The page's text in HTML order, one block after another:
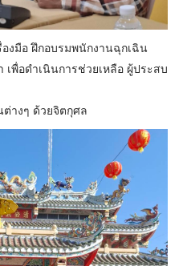
งมือ ฝึกอบรมพนักงานฉุกเฉิน
พื่อดำเนินการช่วยเหลือ ผู้ประสบ
างๆ ด้วยจิตกุศล